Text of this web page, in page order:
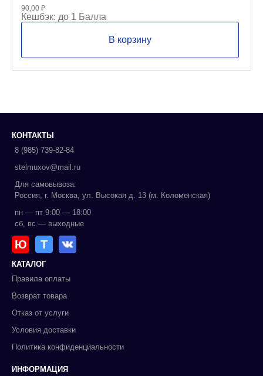
90,00 ₽
Кешбэк: до 1 Балла
В корзину
КОНТАКТЫ
8 (985) 739-82-84
stelmuxov@mail.ru
Для самовывоза:
Россия, г. Москва, ул. Высокая д. 13 (м. Коломенская)
пн — пт 9:00 — 18:00
сб, вс — выходные
Ю Т
КАТАЛОГ
Правила оплаты
Возврат товара
Отказ от услуги
Условия доставки
Политика конфиденциальности
ИНФОРМАЦИЯ